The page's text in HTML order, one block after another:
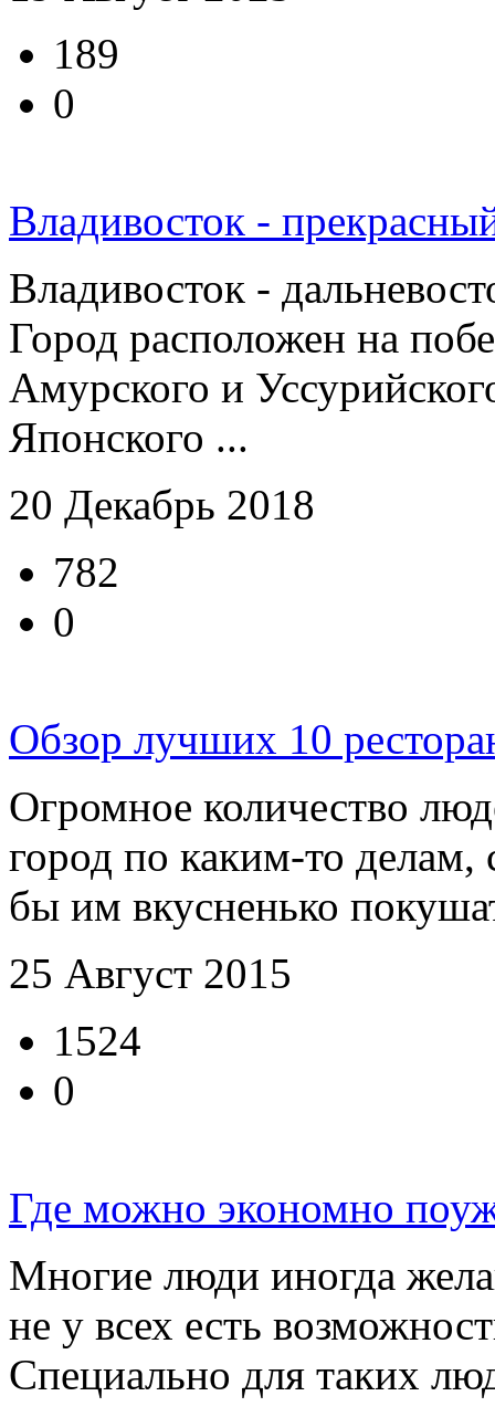
189
0
Владивосток -
Владивосток -
Город расположен на
Амурского и
Японского ...
20 Декабрь 2018
782
0
Обзор лучших 10
Огромное количество
город по каким-то делам,
бы им вкусненько
25 Август 2015
1524
0
Где можно экономно
Многие люди иногда
не у всех есть
Специально для таких